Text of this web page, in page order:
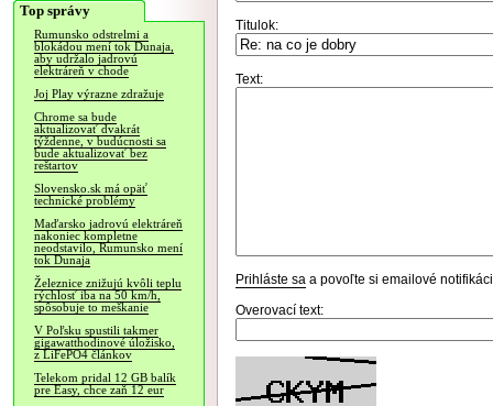
Top správy
Rumunsko odstrelmi a
blokádou mení tok Dunaja,
aby udržalo jadrovú
elektráreň v chode
Joj Play výrazne zdražuje
Chrome sa bude
aktualizovať dvakrát
týždenne, v budúcnosti sa
bude aktualizovať bez
reštartov
Slovensko.sk má opäť
technické problémy
Maďarsko jadrovú elektráreň
nakoniec kompletne
neodstavilo, Rumunsko mení
tok Dunaja
Železnice znižujú kvôli teplu
rýchlosť iba na 50 km/h,
spôsobuje to meškanie
V Poľsku spustili takmer
gigawatthodinové úložisko,
z LiFePO4 článkov
Telekom pridal 12 GB balík
pre Easy, chce zaň 12 eur
Titulok:
Text:
Prihláste sa a povoľte si emailové
Overovací text: